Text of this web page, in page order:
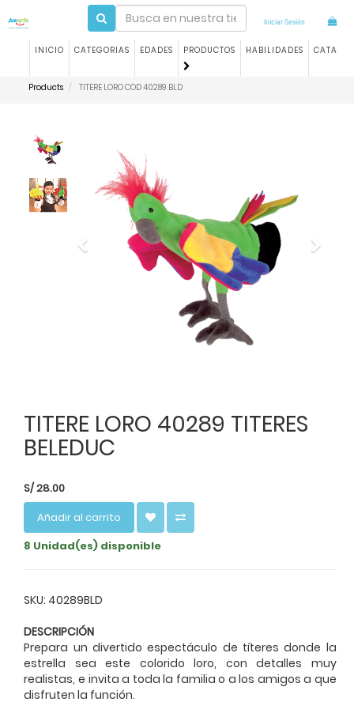
Iniciar Sesión
INICIO CATEGORIAS EDADES PRODUCTOS HABILIDADES
Products TITERE LORO COD 40289 BLD
TITERE LORO 40289 TITERES
BELEDUC
S/28.00
Añadir al carrito
8 Unidad(es) disponible
SKU: 40289BLD
DESCRIPCIÓN
Prepara un divertido espectáculo de títeres donde la
estrella sea este colorido loro, con detalles muy
realistas, e invita a toda la familia o a los amigos a que
disfruten la función.